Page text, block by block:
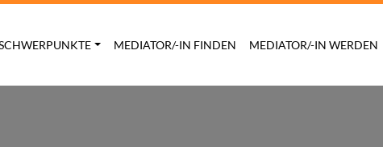
MEDIATOR/-IN FINDEN MEDIATOR/-IN WERDEN